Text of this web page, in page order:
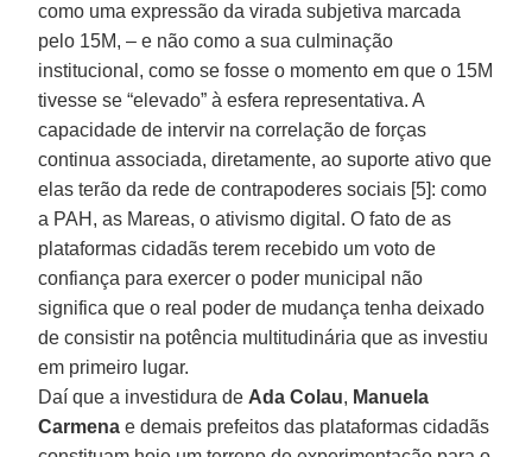
como uma expressão da virada subjetiva marcada
pelo 15M, – e não como a sua culminação
institucional, como se fosse o momento em que o 15M
tivesse se “elevado” à esfera representativa. A
capacidade de intervir na correlação de forças
continua associada, diretamente, ao suporte ativo que
elas terão da rede de contrapoderes sociais [5]: como
a PAH, as Mareas, o ativismo digital. O fato de as
plataformas cidadãs terem recebido um voto de
confiança para exercer o poder municipal não
significa que o real poder de mudança tenha deixado
de consistir na potência multitudinária que as investiu
em primeiro lugar.
Daí que a investidura de Ada Colau, Manuela
Carmena e demais prefeitos das plataformas cidadãs